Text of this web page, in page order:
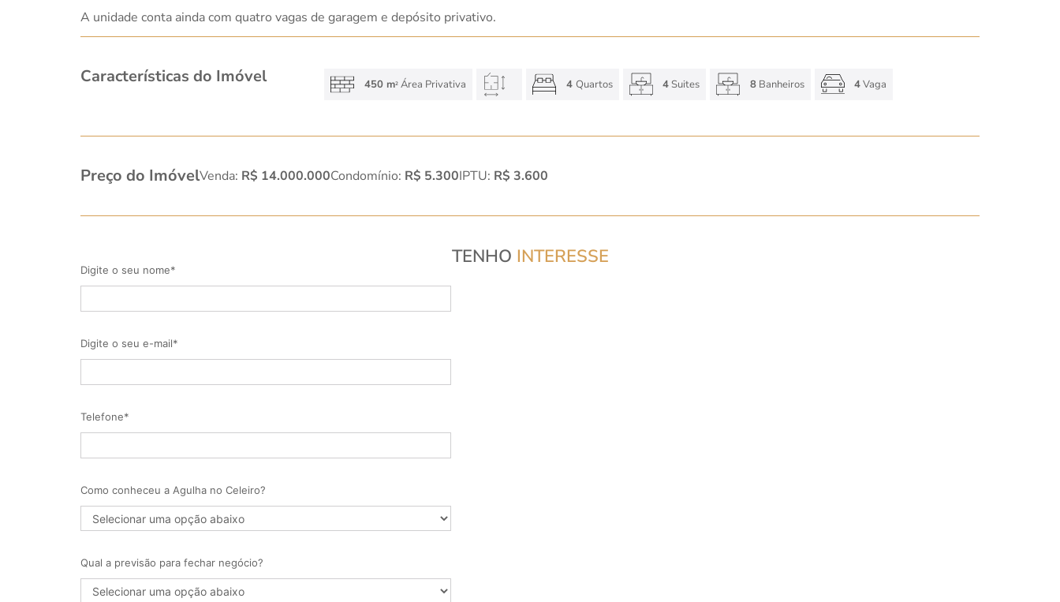
A unidade conta ainda com quatro vagas de garagem e depósito privativo.
Características do Imóvel 450 m2Área Privativa 4 Quartos 4 Suites 8Banheiros 4Vaga
Preço do ImóvelVenda: R$ 14.000.000Condomínio: R$ 5.300IPTU: R$ 3.600
TENHO INTERESSE
Digite o seu nome*
Digite o seu e-mail*
Telefone*
Como conheceu a Agulha no Celeiro?
Qual a previsão para fechar negócio?